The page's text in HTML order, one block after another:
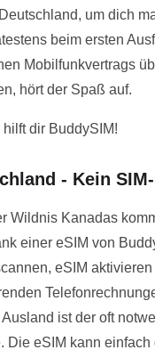
um dich
beim ersten
Mobilfunkvertrags
hört der Spaß auf.
dir BuddySIM!
- Kein
Wildnis Kanadas
einer eSIM von
eSIM
ist der oft
Die eSIM kann